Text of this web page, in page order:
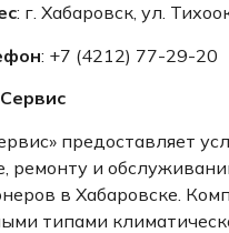
: г. Хабаровск, ул.
: +7 (4212) 77-29-20
предоставляет
ремонту и
в Хабаровске.
типами